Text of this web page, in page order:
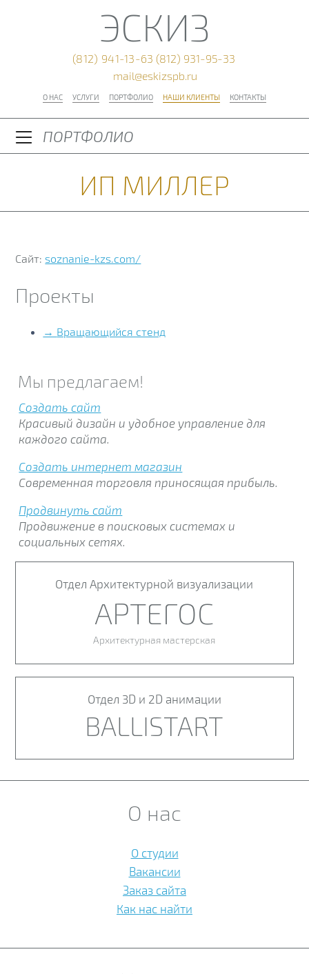
ЭСКИЗ
(812) 941-13-63 (812) 931-95-33
mail@eskizspb.ru
О НАС УСЛУГИ ПОРТФОЛИО НАШИ КЛИЕНТЫ КОНТАКТЫ
ИП МИЛЛЕР
ПОРТФОЛИО
Сайт: soznanie-kzs.com/
Проекты
→ Вращающийся стенд
Мы предлагаем!
Создать сайт
Красивый дизайн и удобное управление для
каждого сайта.
Создать интернет магазин
Современная торговля приносящая прибыль.
Продвинуть сайт
Продвижение в поисковых системах и
социальных сетях.
Отдел Архитектурной визуализации
АРТЕГОС
Архитектурная мастерская
Отдел 3D и 2D анимации
BALLISTART
О нас
О студии
Вакансии
Заказ сайта
Как нас найти